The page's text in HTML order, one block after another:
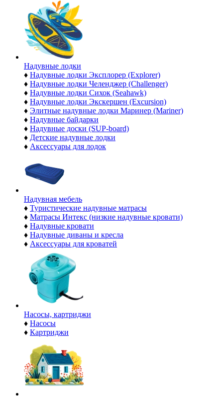
Надувные лодки
♦ Надувные лодки Эксплорер (Explorer)
♦ Надувные лодки Челенджер (Challenger)
♦ Надувные лодки Сихок (Seahawk)
♦ Надувные лодки Экскершен (Excursion)
♦ Элитные надувные лодки Маринер (Mariner)
♦ Надувные байдарки
♦ Надувные доски (SUP-board)
♦ Детские надувные лодки
♦ Аксессуары для лодок
Надувная мебель
♦ Туристические надувные матрасы
♦ Матрасы Интекс (низкие надувные кровати)
♦ Надувные кровати
♦ Надувные диваны и кресла
♦ Аксессуары для кроватей
Насосы, картриджи
♦ Насосы
♦ Картриджи